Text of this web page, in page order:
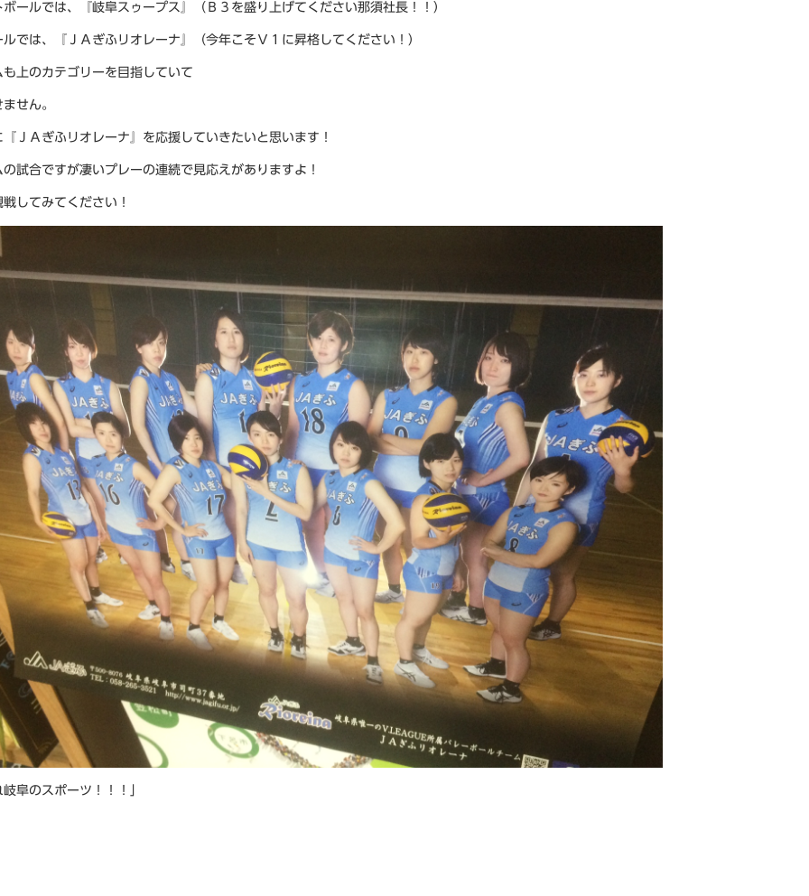
ールでは、『岐阜スゥープス』（Ｂ３を盛り上げてください那須社長！！）
では、『ＪＡぎふリオレーナ』（今年こそＶ１に昇格してください！）
も上のカテゴリーを目指していて
せん。
ＪＡぎふリオレーナ』を応援していきたいと思います！
試合ですが凄いプレーの連続で見応えがありますよ！
してみてください！
阜のスポーツ！！！」